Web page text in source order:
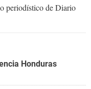
periodístico de Diario
Honduras